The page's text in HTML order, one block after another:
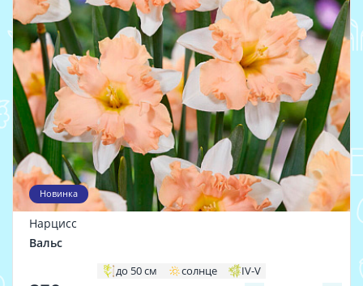
Новинка
Нарцисс
Вальс
до 50 см солнце IV-V